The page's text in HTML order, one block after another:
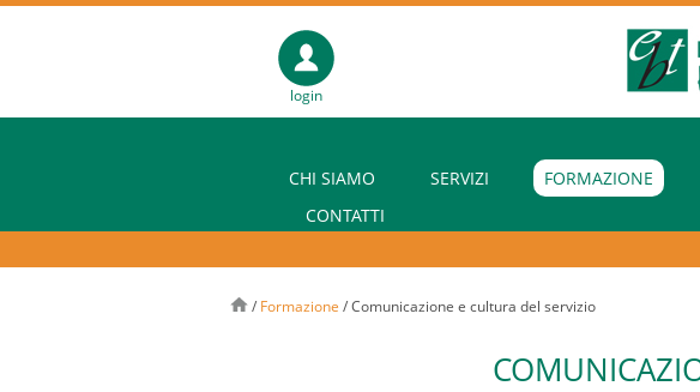
login
CHI SIAMO SERVIZI FORMAZIONE
CONTATTI
/ Formazione /Comunicazione e cultura del servizio